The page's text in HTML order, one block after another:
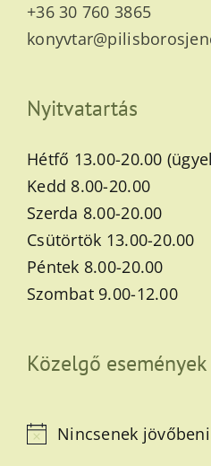
+36 30 760 3865
Nyitvatartás
Hétfő 13.00-20.00
Kedd 8.00-20.00
Szerda 8.00-20.00
Csütörtök 13.00-20.00
Péntek 8.00-20.00
Szombat 9.00-12.00
Közelgő események
Notice
Nincsenek